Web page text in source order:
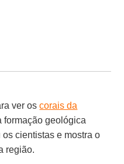
ver oscorais da
formação geológica
cientistas e mostra o
região.